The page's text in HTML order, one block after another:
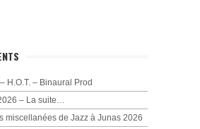
H.O.T. – Binaural Prod
– La suite…
miscellanées de Jazz à Junas 2026